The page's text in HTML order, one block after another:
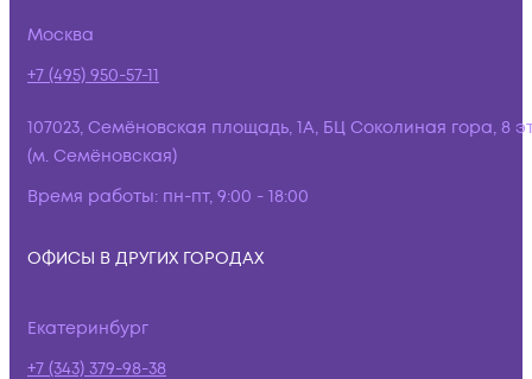
Москва
+7 (495) 950-57-11
107023, Семёновская площадь, 1А, БЦ Соколиная гора, 8
(м. Семёновская)
Время работы: пн-пт, 9:00 - 18:00
ОФИСЫ В ДРУГИХ ГОРОДАХ
Екатеринбург
+7 (343) 379-98-38